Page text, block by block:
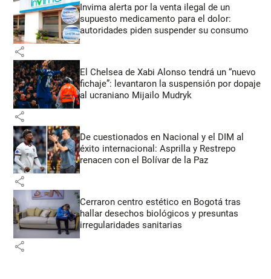
Invima alerta por la venta ilegal de un
supuesto medicamento para el dolor:
autoridades piden suspender su consumo
share
El Chelsea de Xabi Alonso tendrá un “nuevo
fichaje”: levantaron la suspensión por dopaje
al ucraniano Mijailo Mudryk
share
De cuestionados en Nacional y el DIM al
éxito internacional: Asprilla y Restrepo
renacen con el Bolívar de la Paz
share
Cerraron centro estético en Bogotá tras
hallar desechos biológicos y presuntas
irregularidades sanitarias
share